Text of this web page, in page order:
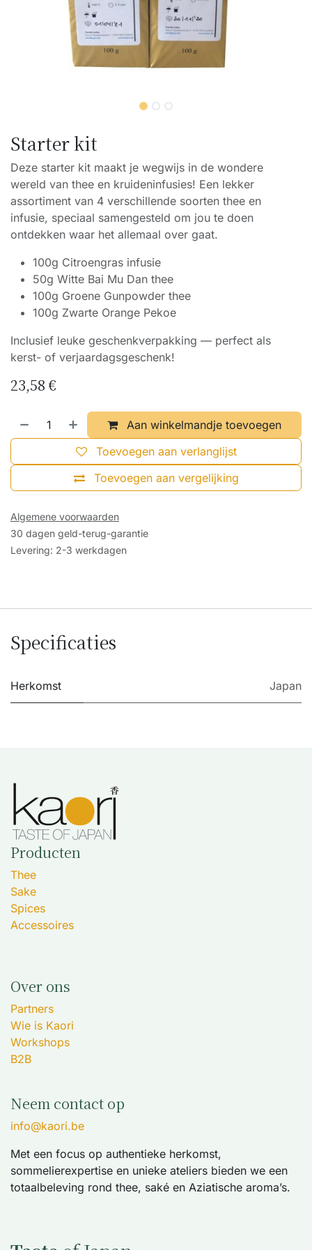
Starter kit
Deze starter kit maakt je wegwijs in de wondere
wereld van thee en kruideninfusies! Een lekker
assortiment van 4 verschillende soorten thee en
infusie, speciaal samengesteld om jou te doen
ontdekken waar het allemaal over gaat.
100g Citroengras infusie
50g Witte Bai Mu Dan thee
100g Groene Gunpowder thee
100g Zwarte Orange Pekoe
Inclusief leuke geschenkverpakking — perfect als
kerst- of verjaardagsgeschenk!
23,58€
Aan winkelmandje toevoegen
Toevoegen aan vergelijking
Toevoegen aan verlanglijst
Algemene voorwaarden
30 dagen geld-terug-garantie
Levering: 2-3 werkdagen
Specificaties
Herkomst Japan
Producten
Thee
Sake
Spices
Accessoires
Over ons
Partners
Wie is Kaori
Workshops
B2B
Neem contact op
info@kaori.be
Met een focus op authentieke herkomst,
sommelierexpertise en unieke ateliers bieden we een
totaalbeleving rond thee, saké en Aziatische aroma’s.